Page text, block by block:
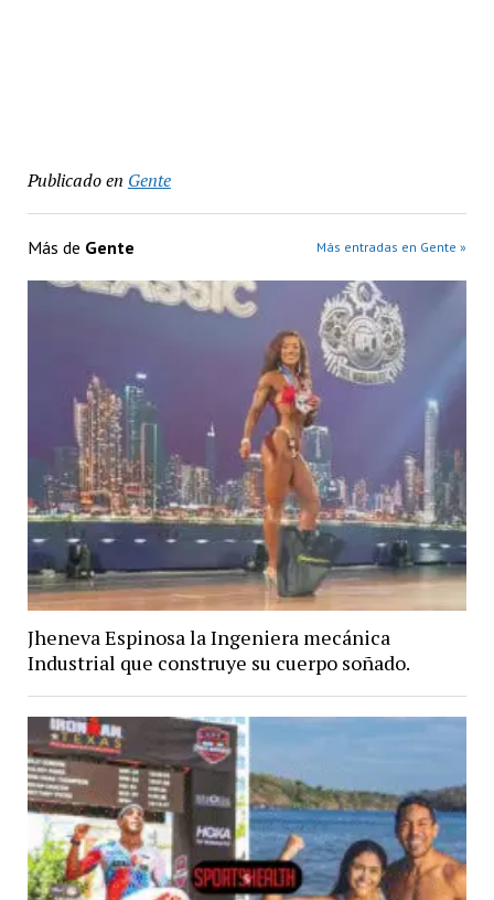
Publicado en Gente
Más de Gente Más entradas en Gente »
Jheneva Espinosa la Ingeniera mecánica
Industrial que construye su cuerpo soñado.